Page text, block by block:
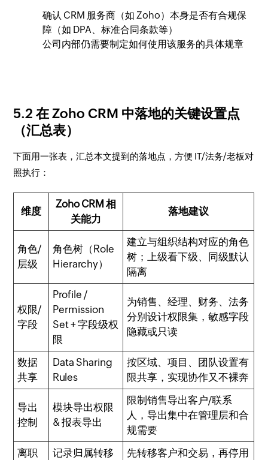
确认 CRM 服务商（如 Zoho）本身是否有合规保
障（如 DPA、标准合同条款等）
公司内部仍需要制定如何使用该服务的具体规章
5.2 在 Zoho CRM 中落地的关键设置点
（汇总表）
下面用一张表，汇总本文提到的落地点，方便 IT/法务/老板对
照执行：
维度
Zoho CRM 相
关能力
落地建议
角色/
层级
角色树（Role
Hierarchy）
建立与组织结构对应的角色
树；上级看下级、同级默认
隔离
权限/
字段
Profile /
Permission
Set + 字段级权
限
为销售、经理、财务、法务
分别设计权限集，敏感字段
隐藏或只读
数据
共享
Data Sharing
Rules
按区域、项目、团队设置有
限共享，实现协作又不裸奔
导出
控制
模块导出权限
& 报表导出
限制销售导出客户/联系
人，导出集中在管理层和合
规需要
离职
记录归属转移
先转移客户和交易，再停用